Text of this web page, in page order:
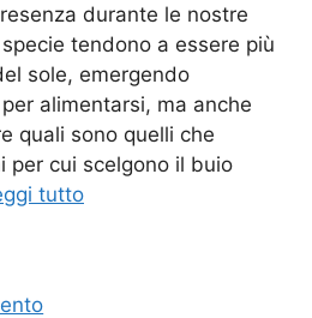
durante le nostre
tendono a essere più
sole, emergendo
alimentarsi, ma anche
quali sono quelli che
per cui scelgono il buio
tutto